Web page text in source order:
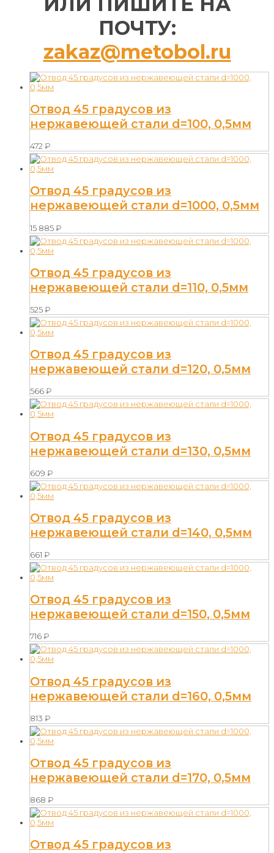
ПОЧТУ:
zakaz@metobol.ru
Отвод 45 градусов из
нержавеющей стали d=100, 0,5мм
472₽
Отвод 45 градусов из
нержавеющей стали d=1000, 0,5мм
15 885₽
Отвод 45 градусов из
нержавеющей стали d=110, 0,5мм
525₽
Отвод 45 градусов из
нержавеющей стали d=120, 0,5мм
566₽
Отвод 45 градусов из
нержавеющей стали d=130, 0,5мм
609 ₽
Отвод 45 градусов из
нержавеющей стали d=140, 0,5мм
661 ₽
Отвод 45 градусов из
нержавеющей стали d=150, 0,5мм
716₽
Отвод 45 градусов из
нержавеющей стали d=160, 0,5мм
813 ₽
Отвод 45 градусов из
нержавеющей стали d=170, 0,5мм
868 ₽
Отвод 45 градусов из